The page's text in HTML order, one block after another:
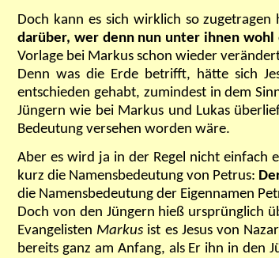
Doch kann es sich wirklich so zugetragen
darüber, wer denn nun unter ihnen wohl
Vorlage bei Markus schon wieder
Denn was die Erde betrifft, hätte sich
entschieden gehabt, zumindest in dem
Jüngern wie bei Markus und Lukas
Bedeutung versehen worden wäre.
Aber es wird ja in der Regel nicht einfach
kurz die Namensbedeutung von Petrus:
die Namensbedeutung der Eigennamen
Doch von den Jüngern hieß ursprünglich
Evangelisten Markus ist es Jesus von
bereits ganz am Anfang, als Er ihn in den